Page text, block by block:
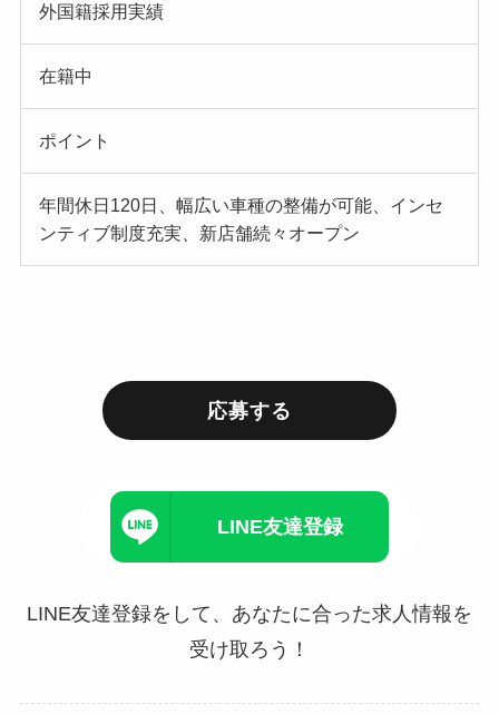
外国籍採用実績
在籍中
ポイント
年間休日120日、幅広い車種の整備が可能、インセ
ンティブ制度充実、新店舗続々オープン
応募する
LINE友達登録
LINE友達登録をして、あなたに合った求人情報を
受け取ろう！